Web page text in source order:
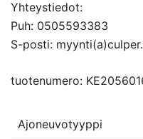
Yhteystiedot:
Puh: 0505593383
S-posti:
tuotenumero:
Ajoneuvotyyppi